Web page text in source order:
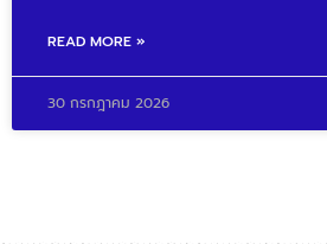
READ MORE »
30 กรกฎาคม 2026